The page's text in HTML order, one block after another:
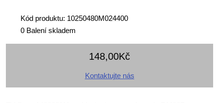
Kód produktu: 10250480M024400
0 Balení skladem
148,00Kč
Kontaktujte nás